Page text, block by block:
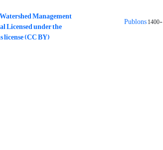
Management
Licensed under the
license (CC BY)